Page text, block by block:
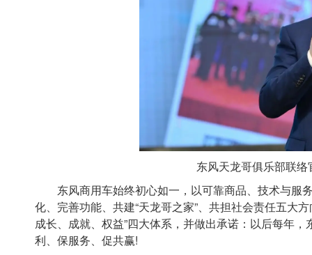
东风天龙哥俱乐部联
东风商用车始终初心如一，以可靠商品、技术与服
化、完善功能、共建“天龙哥之家”、共担社会责任五大
成长、成就、权益”四大体系，并做出承诺：以后每年
利、保服务、促共赢!